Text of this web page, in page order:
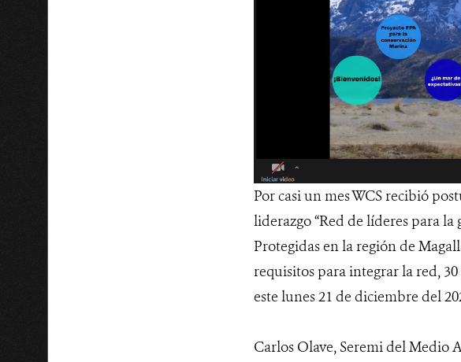
Por casi un mes WCS recibió
liderazgo “Red de líderes para
Protegidas en la región de
requisitos para integrar la red,
este lunes 21 de diciembre del
Carlos Olave, Seremi del Medio